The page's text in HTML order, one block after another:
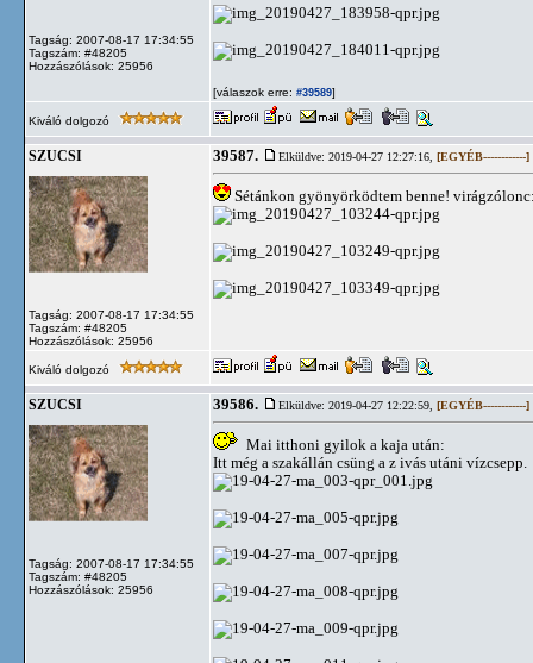
Tagság: 2007-08-17 17:34:55
Tagszám: #48205
Hozzászólások: 25956
[válaszok erre: #39589]
Kiváló dolgozó
SZUCSI
Tagság: 2007-08-17 17:34:55
Tagszám: #48205
Hozzászólások: 25956
39587. Elküldve: 2019-04-27 12:27:16, [EGYÉB------------]
Sétánkon gyönyörködtem benne!
Kiváló dolgozó
SZUCSI
Tagság: 2007-08-17 17:34:55
Tagszám: #48205
Hozzászólások: 25956
39586. Elküldve: 2019-04-27 12:22:59, [EGYÉB------------]
Mai itthoni gyilok a kaja után:
Itt még a szakállán csüng a z ivás utáni vízcsepp.